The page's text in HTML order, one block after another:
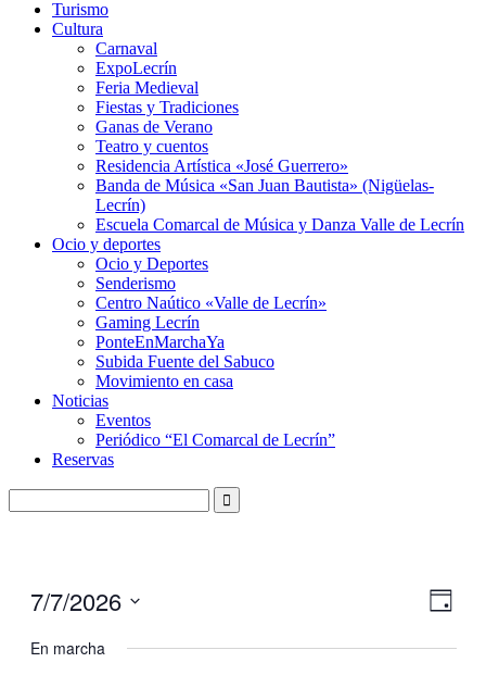
Turismo
Cultura
Carnaval
ExpoLecrín
Feria Medieval
Fiestas y Tradiciones
Ganas de Verano
Teatro y cuentos
Residencia Artística «José Guerrero»
Banda de Música «San Juan Bautista» (Nigüelas-
Lecrín)
Escuela Comarcal de Música y Danza Valle de Lecrín
Ocio y deportes
Ocio y Deportes
Senderismo
Centro Naútico «Valle de Lecrín»
Gaming Lecrín
PonteEnMarchaYa
Subida Fuente del Sabuco
Movimiento en casa
Noticias
Eventos
Periódico “El Comarcal de Lecrín”
Reservas
vistas
de
vistas
Día
7/7/2026
fecha.
En marcha